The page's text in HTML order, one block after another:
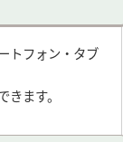
トフォン・タブ
きます。